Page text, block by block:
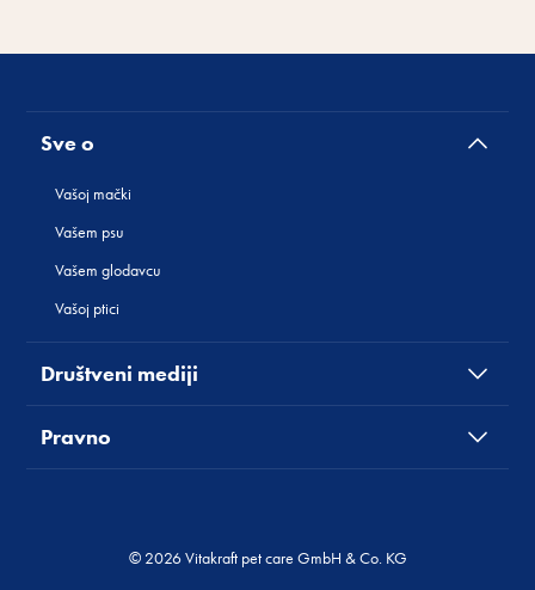
Sve o
Vašoj mački
Vašem psu
Vašem glodavcu
Vašoj ptici
Društveni mediji
Pravno
© 2026 Vitakraft pet care GmbH & Co. KG